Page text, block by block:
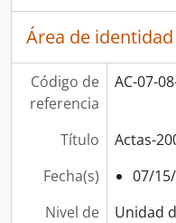
Área de identidad
Código de
referencia
AC-07-
Título
Actas-
Fecha(s)
07/
Nivel de
Unidad